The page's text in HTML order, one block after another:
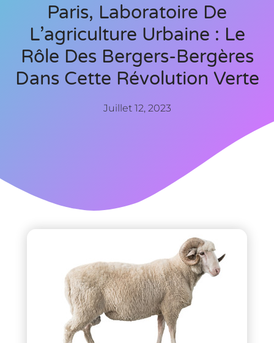
Paris, Laboratoire De
L’agriculture Urbaine : Le
Rôle Des Bergers-Bergères
Dans Cette Révolution Verte
Juillet 12, 2023